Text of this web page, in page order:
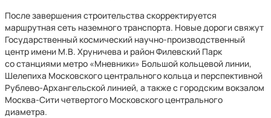
После завершения строительства скорректируется
маршрутная сеть наземного транспорта. Новые дороги свяжут
Государственный космический научно-производственный
центр имени М.В. Хруничева и район Филевский Парк
со станциями метро «Мневники» Большой кольцевой линии,
Шелепиха Московского центрального кольца и перспективной
Рублево-Архангельской линией, а также с городским вокзалом
Москва-Сити четвертого Московского центрального
диаметра.